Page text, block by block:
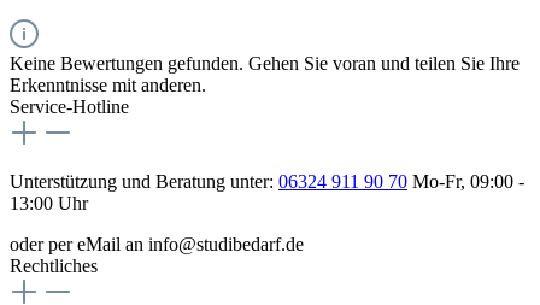
Keine Bewertungen gefunden. Gehen Sie voran und teilen Sie Ihre
Erkenntnisse mit anderen.
Service-Hotline
Unterstützung und Beratung unter: 06324 911 90 70 Mo-Fr, 09:00 -
13:00 Uhr
oder per eMail an info@studibedarf.de
Rechtliches